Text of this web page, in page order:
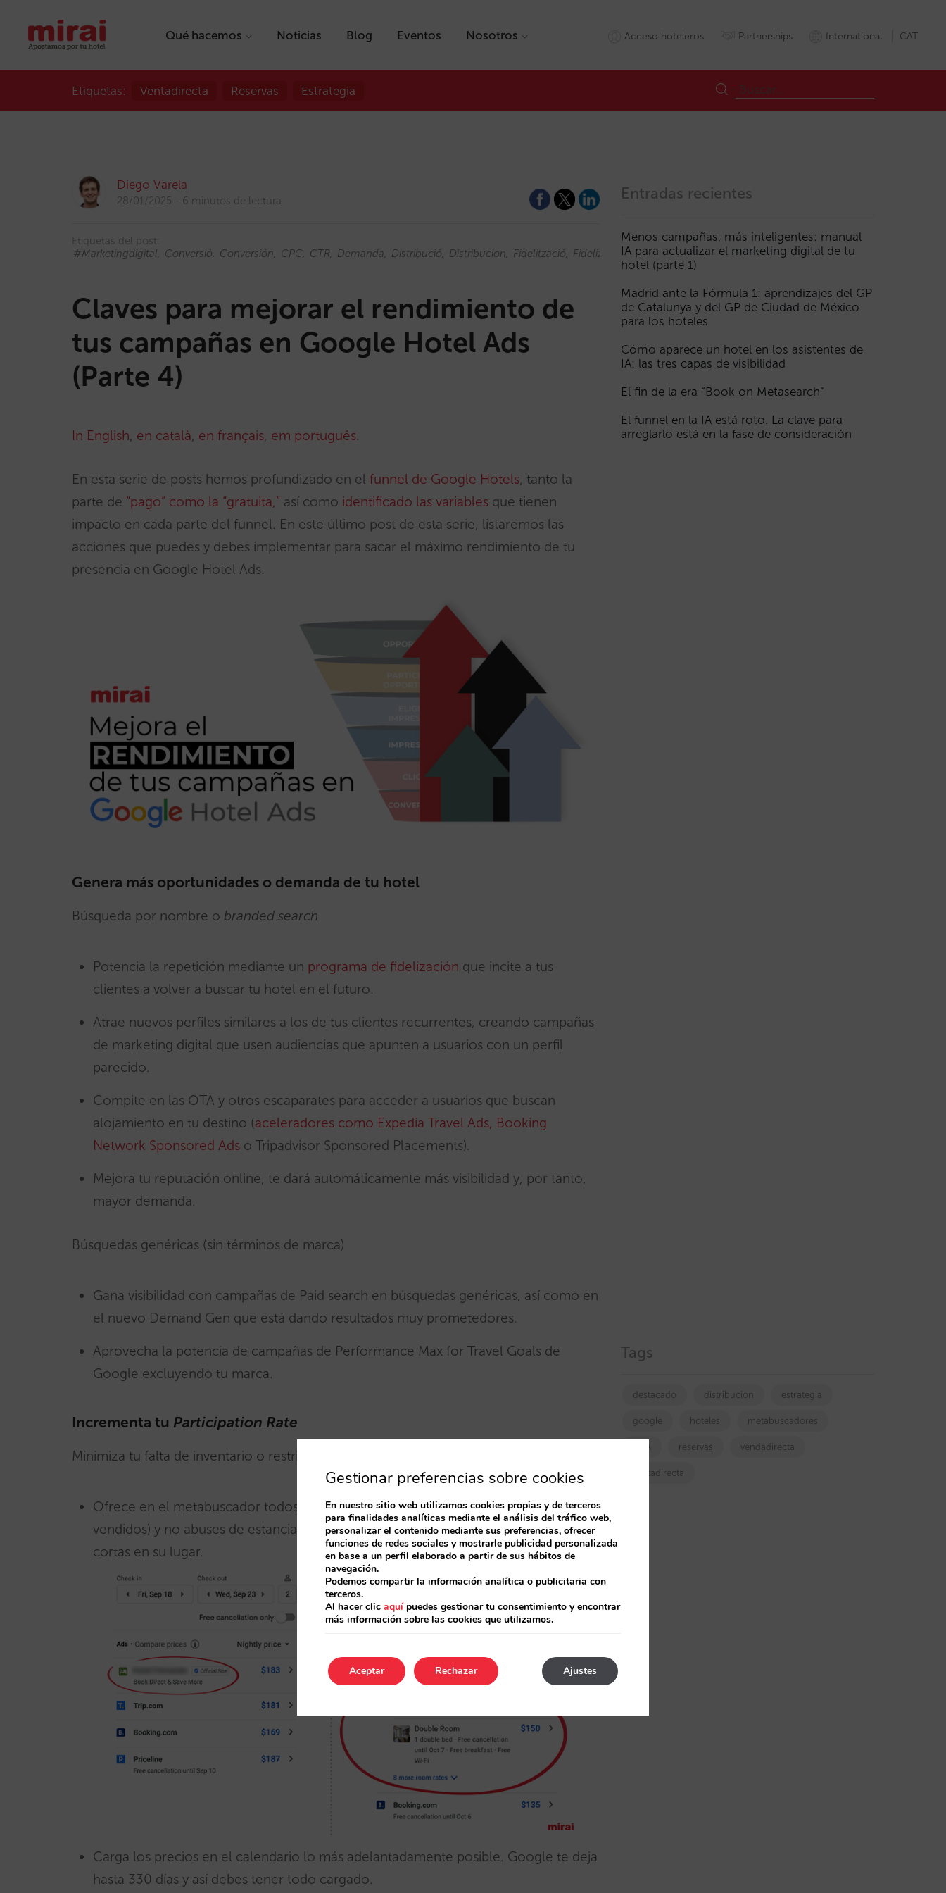
Qué hacemos Noticias Blog Eventos Nosotros Acceso hoteleros Partnerships International CAT
Etiquetas: Ventadirecta Reservas Estrategia
Diego Varela
28/01/2025 6 minutos de lectura
Etiquetas del post:
#marketingdigital
Conversió Conversión CPC CTR Demanda Distribució Distribucion Fidelització Fidelización Funnel Gha Google Inventari Inventario Metabuscador
Claves para mejorar el rendimiento de
tus campañas en Google Hotel Ads
(Parte 4)
In English, en català, en français, em português.
En esta serie de posts hemos profundizado en el funnel de Google Hotels, tanto la
parte de “pago” como la “gratuita,” así como identificado las variables que tienen
impacto en cada parte del funnel. En este último post de esta serie, listaremos las
acciones que puedes y debes implementar para sacar el máximo rendimiento de tu
presencia en Google Hotel Ads.
Genera más oportunidades o demanda de tu hotel
Búsqueda por nombre o branded search
Potencia la repetición mediante un programa de fidelización que incite a tus
clientes a volver a buscar tu hotel en el futuro.
Atrae nuevos perfiles similares a los de tus clientes recurrentes, creando campañas
de marketing digital que usen audiencias que apunten a usuarios con un perfil
parecido.
Compite en las OTA y otros escaparates para acceder a usuarios que buscan
alojamiento en tu destino (aceleradores como Expedia Travel Ads, Booking
Network Sponsored Ads o Tripadvisor Sponsored Placements).
Mejora tu reputación online, te dará automáticamente más visibilidad y, por tanto,
mayor demanda.
Búsquedas genéricas (sin términos de marca)
Gana visibilidad con campañas de Paid search en búsquedas genéricas, así como en
el nuevo Demand Gen que está dando resultados muy prometedores.
Aprovecha la potencia de campañas de Performance Max for Travel Goals de
Google excluyendo tu marca.
Incrementa tu Participation Rate
Minimiza tu falta de inventario o restricciones
Ofrece en el metabuscador todos tus tipos de habitación (no sólo los más
vendidos) y no abuses de estancias mínimas. Incrementa el precio en estancias
cortas en su lugar.
Carga los precios en el calendario lo más adelantadamente posible. Google te deja
hasta 330 días y así debes tener todo cargado.
Entradas recientes
Menos campañas, más inteligentes: manual
IA para actualizar el marketing digital de tu
hotel (parte 1)
Madrid ante la Fórmula 1: aprendizajes del GP
de Catalunya y del GP de Ciudad de México
para los hoteles
Cómo aparece un hotel en los asistentes de
IA: las tres capas de visibilidad
El fin de la era “Book on Metasearch”
El funnel en la IA está roto. La clave para
arreglarlo está en la fase de consideración
Tags
destacado distribucion estrategia
google hoteles metabuscadores
OTA reservas vendadirecta
ventadirecta
Gestionar preferencias sobre cookies
En nuestro sitio web utilizamos cookies propias y de terceros
para finalidades analíticas mediante el análisis del tráfico web,
personalizar el contenido mediante sus preferencias, ofrecer
funciones de redes sociales y mostrarle publicidad personalizada
en base a un perfil elaborado a partir de sus hábitos de
navegación.
Podemos compartir la información analítica o publicitaria con
terceros.
Al hacer clic aquípuedes gestionar tu consentimiento y encontrar
más información sobre las cookies que utilizamos.
Aceptar Ajustes
Rechazar